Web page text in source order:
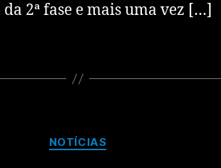
2ª fase e mais uma vez […]
NOTÍCIAS